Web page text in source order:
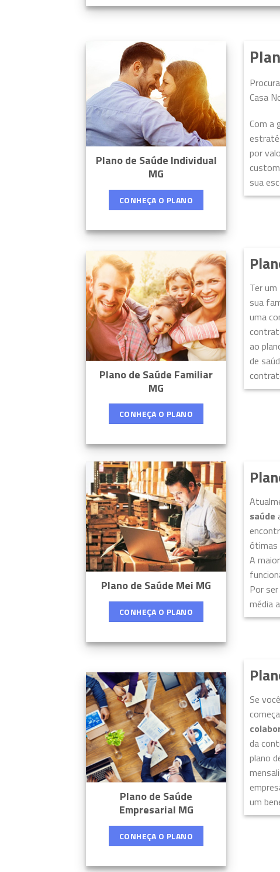
Plano de Saúde Individual
MG
CONHEÇA O PLANO
Casa
Com a
por
sua
Plano de Saúde Familiar
MG
CONHEÇA O PLANO
Ter
sua
uma
ao
de
Plano de Saúde Mei MG
CONHEÇA O PLANO
saúde
ótimas
A
Por
média
Plano de Saúde
Empresarial MG
CONHEÇA O PLANO
Se
da
plano
um